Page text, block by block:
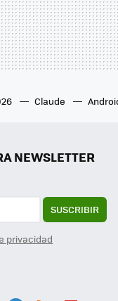
Claude
NEWSLETTER
SUSCRIBIR
privacidad